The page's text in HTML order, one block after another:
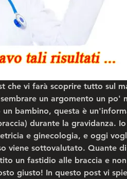
che vi farà scoprire tutto sul
un argomento un po'
bambino, questa è
durante la gravidanza. Io
e ginecologia, e oggi
viene sottovalutato. Quante
un fastidio alle braccia e
giusto! In questo post vi